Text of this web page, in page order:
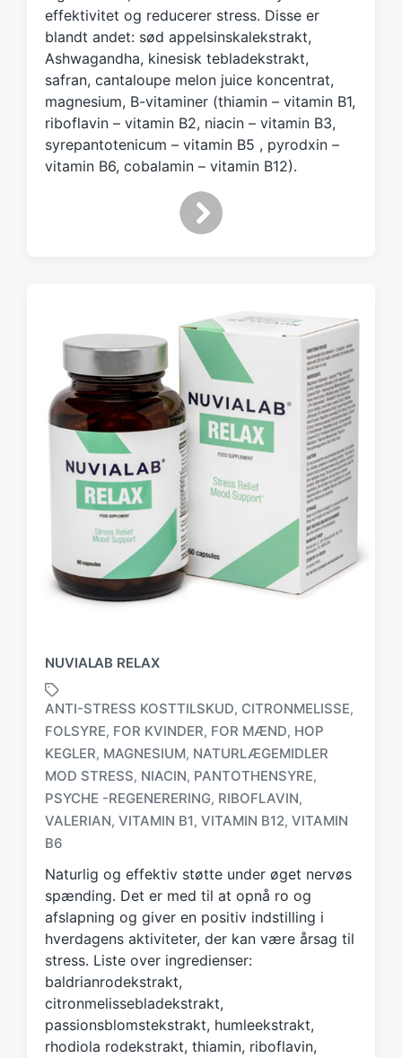
t
h
effektivitet og reducerer stress. Disse er
blandt andet: sød appelsinskalekstrakt,
Ashwagandha, kinesisk tebladekstrakt,
safran, cantaloupe melon juice koncentrat,
magnesium, B-vitaminer (thiamin – vitamin B1,
riboflavin – vitamin B2, niacin – vitamin B3,
syrepantotenicum – vitamin B5 , pyrodxin –
vitamin B6, cobalamin – vitamin B12).
NUVIALAB RELAX
T
a
g
e
d
w
t
h
ANTI-STRESS KOSTTILSKUD, CITRONMELISSE,
FOLSYRE, FOR KVINDER, FOR MÆND, HOP
KEGLER, MAGNESIUM, NATURLÆGEMIDLER
MOD STRESS, NIACIN, PANTOTHENSYRE,
PSYCHE -REGENERERING, RIBOFLAVIN,
VALERIAN, VITAMIN B1, VITAMIN B12, VITAMIN
B6
Naturlig og effektiv støtte under øget nervøs
spænding. Det er med til at opnå ro og
afslapning og giver en positiv indstilling i
hverdagens aktiviteter, der kan være årsag til
stress. Liste over ingredienser:
baldrianrodekstrakt,
citronmelissebladekstrakt,
passionsblomstekstrakt, humleekstrakt,
rhodiola rodekstrakt, thiamin, riboflavin,